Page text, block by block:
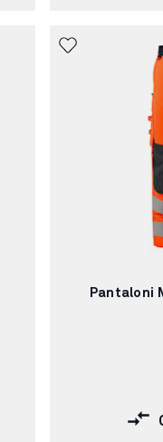
Pantaloni